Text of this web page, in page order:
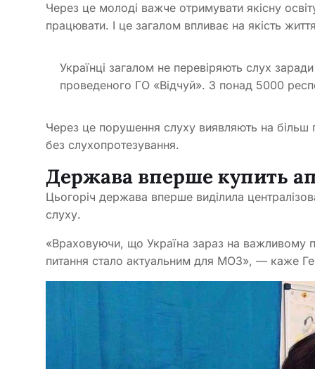
Через це молоді важче отримувати якісну
працювати. І це загалом впливає на якість
Українці загалом не перевіряють слух
проведеного ГО «Відчуй». З понад 5000
Через це порушення слуху виявляють на більш
без слухопротезування.
Держава вперше купить
Цьогоріч держава вперше виділила
слуху.
«Враховуючи, що Україна зараз на важливому
питання стало актуальним для МОЗ», — каже